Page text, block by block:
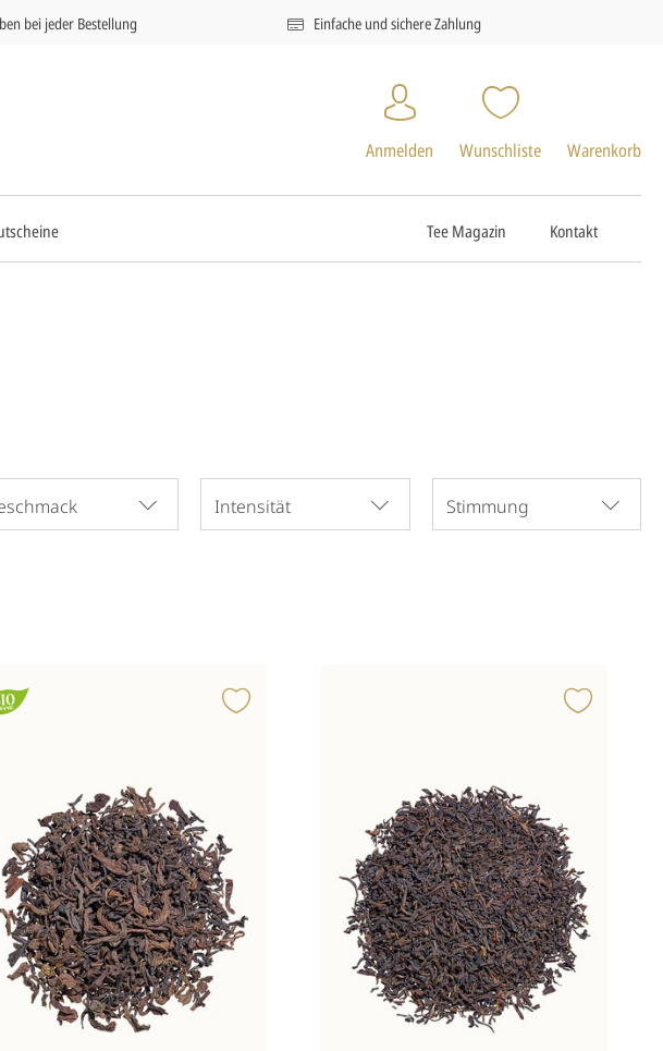
bei jeder Bestellung Einfache und sichere Zahlung
Anmelden Wunschliste Warenkorb
Tee Magazin Kontakt
Intensität Stimmung